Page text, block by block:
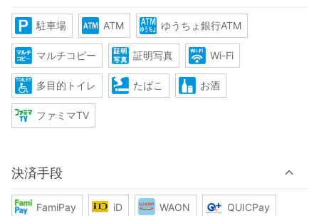
駐車場 ATM ゆうちょ銀行ATM
マルチコピー 証明写真 Wi-Fi
多目的トイレ たばこ お酒
ファミマTV
決済手段
FamiPay iD WAON QUICPay